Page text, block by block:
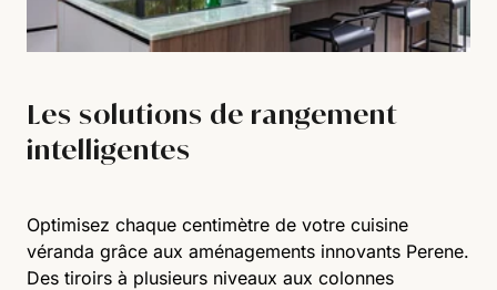
Les solutions de rangement
intelligentes
Optimisez chaque centimètre de votre cuisine
véranda grâce aux aménagements innovants Perene.
Des tiroirs à plusieurs niveaux aux colonnes